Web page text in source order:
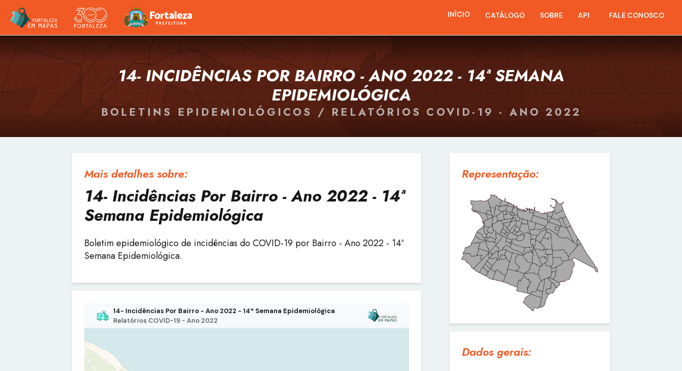
INÍCIO CATÁLOGO SOBRE API FALE CONOSCO
14- INCIDÊNCIAS POR BAIRRO - ANO 2022 - 14ª SEMANA
EPIDEMIOLÓGICA
BOLETINS EPIDEMIOLÓGICOS / RELATÓRIOS COVID-19 - ANO 2022
Mais detalhes sobre:
14- Incidências Por Bairro - Ano 2022 - 14ª
Semana Epidemiológica
Boletim epidemiológico de incidências do COVID-19 por Bairro - Ano 2022 - 14ª
Semana Epidemiológica.
Representação:
Dados gerais: